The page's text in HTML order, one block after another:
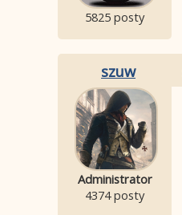
5825 posty
szuw
Administrator
4374 posty